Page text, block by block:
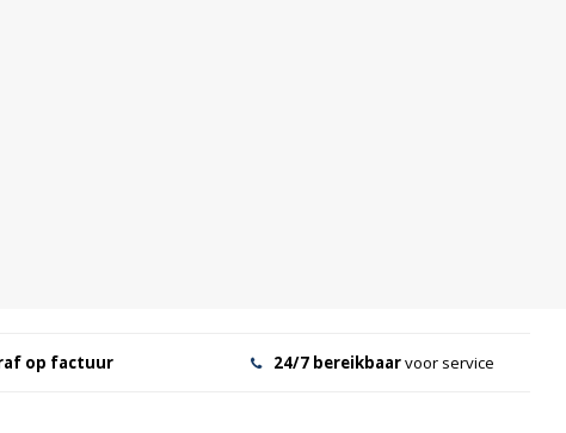
op factuur 24/7 bereikbaarvoor service